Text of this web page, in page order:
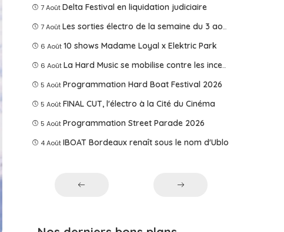
7 Août Delta Festival en liquidation judiciaire
7 Août Les sorties électro de la semaine du 3 août 2026
6 Août 10 shows Madame Loyal x Elektric Park
6 Août La Hard Music se mobilise contre les incendies
5 Août Programmation Hard Boat Festival 2026
5 Août FINAL CUT, l'électro à la Cité du Cinéma
5 Août Programmation Street Parade 2026
4 Août IBOAT Bordeaux renaît sous le nom d'Ublo